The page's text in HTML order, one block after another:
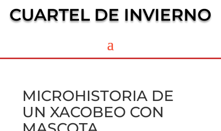
CUARTEL DE INVIERNO
MICROHISTORIA DE
UN XACOBEO CON